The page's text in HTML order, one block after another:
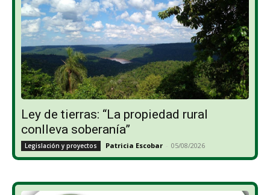
Ley de tierras: “La propiedad rural
conlleva soberanía”
Legislación y proyectos Patricia Escobar - 05/08/2026